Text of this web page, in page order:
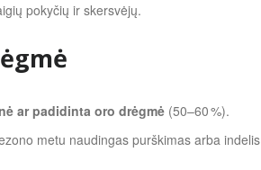
pokyčių ir skersvėjų.
ar padidinta oro drėgmė (50–60 %).
metu naudingas purškimas arba